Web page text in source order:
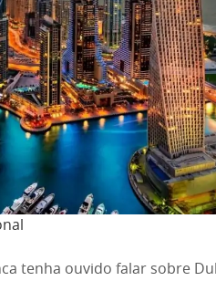
tenha ouvido falar sobre